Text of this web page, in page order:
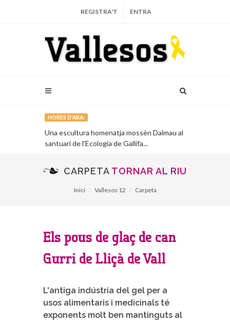
REGISTRA'T ENTRA
HORES D'ARA:
Una escultura homenatja mossèn Dalmau al
santuari de l'Ecologia de Gallifa...
CARPETA TORNAR AL RIU
Inici Vallesos 12 Carpeta
Els pous de glaç de can
Gurri de Lliçà de Vall
L'antiga indústria del gel per a
usos alimentaris i medicinals té
exponents molt ben mantinguts al